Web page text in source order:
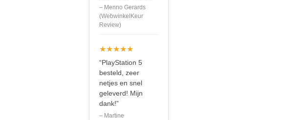
– Menno Gerards
(WebwinkelKeur
Review)
★★★★★
“PlayStation 5
besteld, zeer
netjes en snel
geleverd! Mijn
dank!”
– Martine